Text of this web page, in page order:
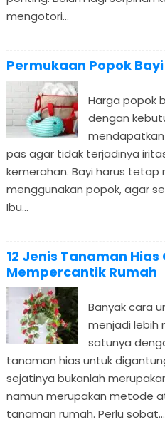
mengotori...
Permukaan Popok
Harga popok
dengan
pas agar tidak terjadinya
kemerahan. Bayi harus tetap
menggunakan popok, agar
Ibu...
12 Jenis Tanaman
Mempercantik Rumah
Banyak cara
menjadi lebih
satunya
tanaman hias untuk
sejatinya bukanlah
namun merupakan metode
tanaman rumah. Perlu sobat...